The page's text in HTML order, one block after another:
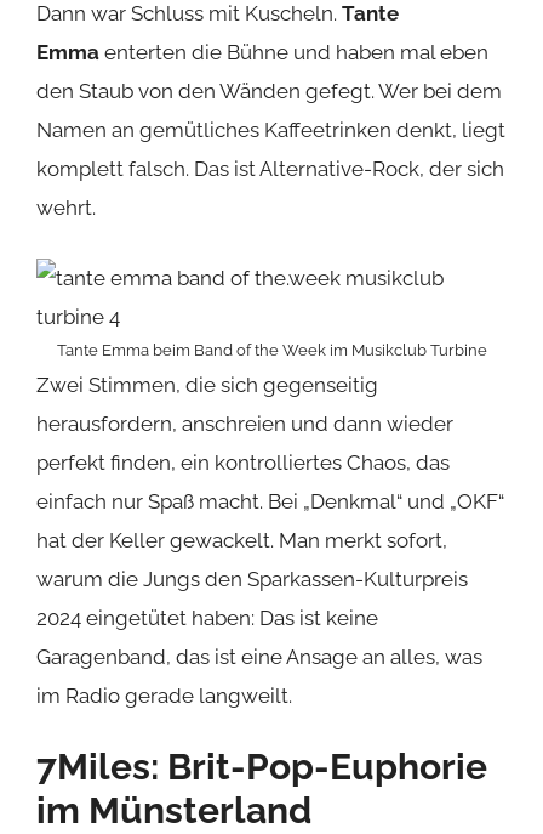
Dann war Schluss mit Kuscheln. Tante
Emma enterten die Bühne und haben mal eben
den Staub von den Wänden gefegt. Wer bei dem
Namen an gemütliches Kaffeetrinken denkt, liegt
komplett falsch. Das ist Alternative-Rock, der sich
wehrt.
Tante Emma beim Band of the Week im Musikclub Turbine
Zwei Stimmen, die sich gegenseitig
herausfordern, anschreien und dann wieder
perfekt finden, ein kontrolliertes Chaos, das
einfach nur Spaß macht. Bei „Denkmal“ und „OKF“
hat der Keller gewackelt. Man merkt sofort,
warum die Jungs den Sparkassen-Kulturpreis
2024 eingetütet haben: Das ist keine
Garagenband, das ist eine Ansage an alles, was
im Radio gerade langweilt.
7Miles: Brit-Pop-Euphorie
im Münsterland